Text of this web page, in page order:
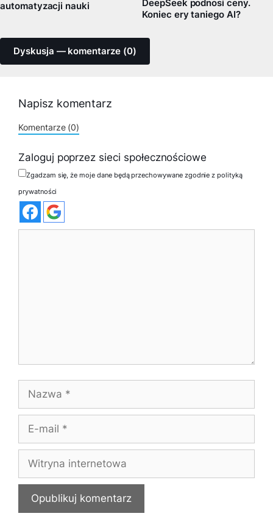
automatyzacji nauki
DeepSeek podnosi ceny.
Koniec ery taniego AI?
Dyskusja — komentarze (0)
Napisz komentarz
Komentarze (0)
Zaloguj poprzez sieci społecznościowe
Zgadzam się, że moje dane będą przechowywane zgodnie z polityką
prywatności
Nazwa
Witryna
internetowa